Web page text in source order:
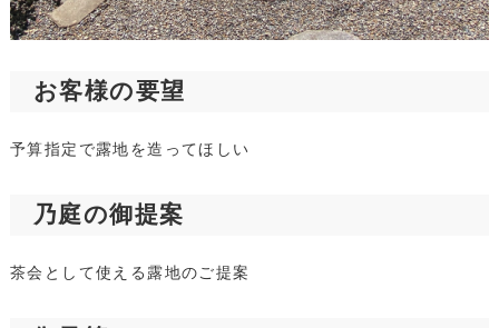
お客様の要望
予算指定で露地を造ってほしい
乃庭の御提案
茶会として使える露地のご提案